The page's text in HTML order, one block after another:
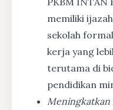
memiliki
sekolah
kerja yang
terutama di
pendidikan
Meningkatkan